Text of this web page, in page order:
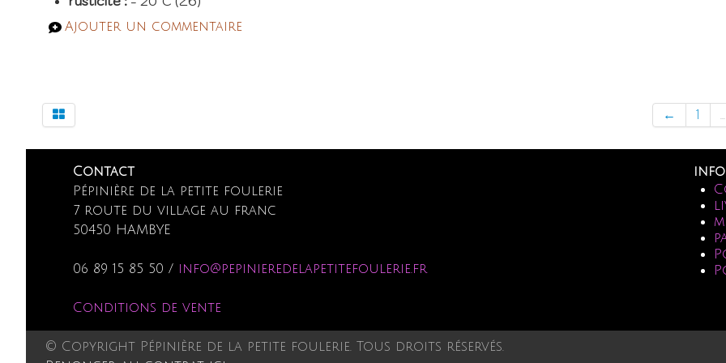
Ajouter un commentaire
← 1 ...
Contact
Pépinière de la petite foulerie
7 route du village au franc
50450 HAMBYE
06 89 15 85 50 / info@pepinieredelapetitefoulerie.fr
Conditions de vente
© Copyright Pépinière de la petite foulerie. Tous droits réservés.